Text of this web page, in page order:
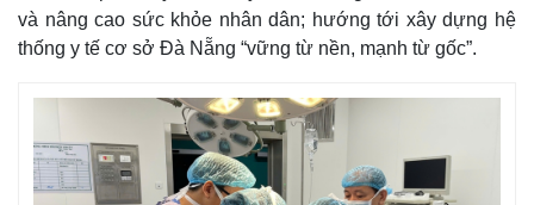
và nâng cao sức khỏe nhân dân; hướng tới xây dựng hệ
thống y tế cơ sở Đà Nẵng “vững từ nền, mạnh từ gốc”.